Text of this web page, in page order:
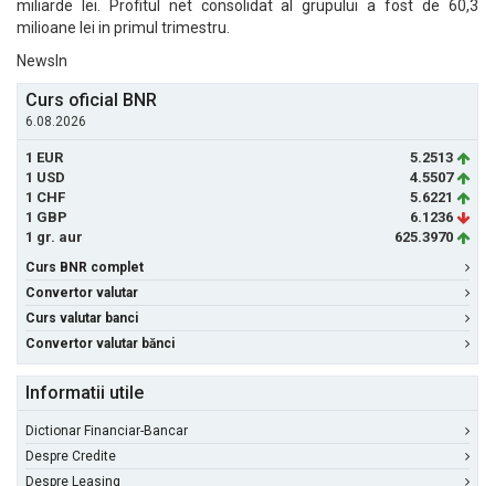
miliarde lei. Profitul net consolidat al grupului a fost de 60,3
milioane lei in primul trimestru.
NewsIn
Curs oficial BNR
6.08.2026
1 EUR
5.2513
1 USD
4.5507
1 CHF
5.6221
1 GBP
6.1236
1 gr. aur
625.3970
Curs BNR complet
Convertor valutar
Curs valutar banci
Convertor valutar bănci
Informatii utile
Dictionar Financiar-Bancar
Despre Credite
Despre Leasing